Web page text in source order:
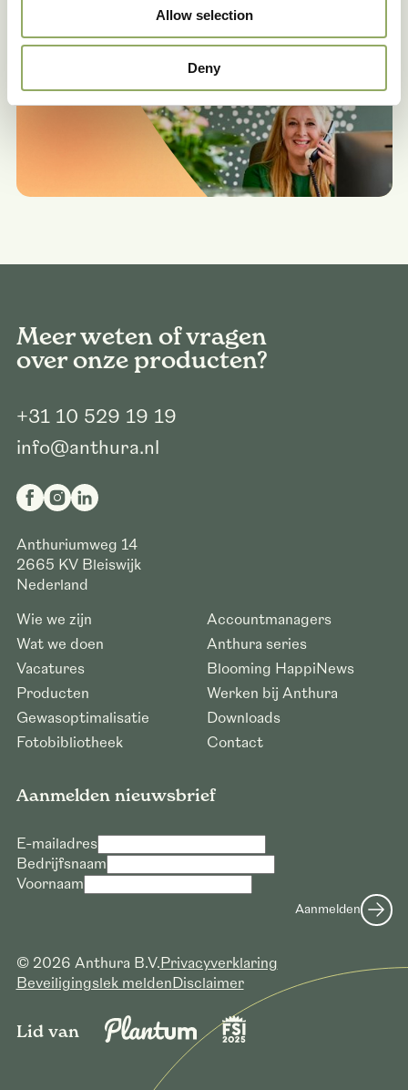
Allow selection
Deny
Meer weten of vragen
over onze producten?
+31 10 529 19 19
info@anthura.nl
Anthuriumweg 14
2665 KV Bleiswijk
Nederland
Wie we zijn
Wat we doen
Vacatures
Producten
Gewasoptimalisatie
Fotobibliotheek
Accountmanagers
Anthura series
Blooming HappiNews
Werken bij Anthura
Downloads
Contact
Aanmelden nieuwsbrief
E-mailadres
Bedrijfsnaam
Voornaam
Aanmelden
© 2026 Anthura B.V.Privacyverklaring
Beveiligingslek meldenDisclaimer
Lid van